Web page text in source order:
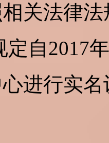
关法律
自2017
进行实名